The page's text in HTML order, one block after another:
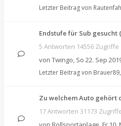
Letzter Beitrag von
Endstufe für Sub gesucht
5 Antworten 14556 Zugriffe
von Twingo, So 22. Sep
Letzter Beitrag von Brauer89,
Zu welchem Auto gehört
17 Antworten 31173